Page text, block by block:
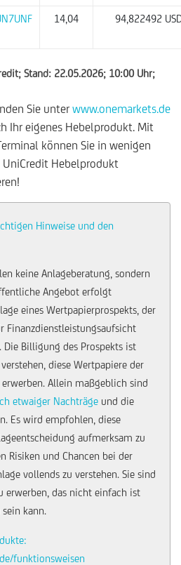
14,04 94,822492
Stand: 22.05.2026; 10:00 Uhr;
Sie unter www.onemarkets.de
Ihr eigenes Hebelprodukt. Mit
können Sie in wenigen
Hebelprodukt
Hinweise und den
keine Anlageberatung, sondern
Angebot erfolgt
eines Wertpapierprospekts, der
Finanzdienstleistungsaufsicht
Billigung des Prospekts ist
diese Wertpapiere der
erwerben. Allein maßgeblich sind
etwaiger Nachträge und die
Es wird empfohlen, diese
aufmerksam zu
Risiken und Chancen bei der
vollends zu verstehen. Sie sind
erwerben, das nicht einfach ist
kann.
funktionsweisen